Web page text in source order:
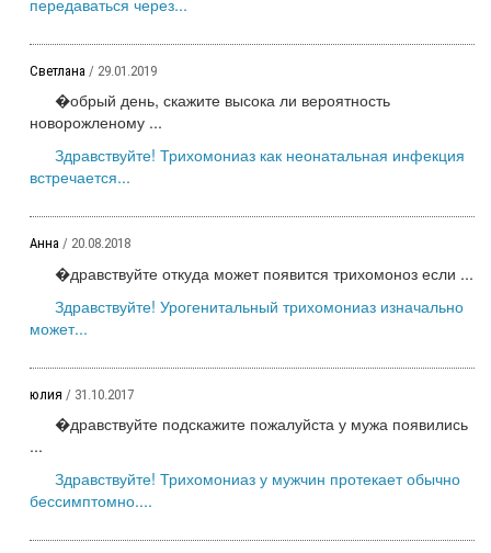
Светлана / 29.01.2019
�обрый день, скажите высока ли вероятность
новорожленому ...
Здравствуйте! Трихомониаз как неонатальная инфекция
встречается...
Анна / 20.08.2018
�дравствуйте откуда может появится трихомоноз если ...
Здравствуйте! Урогенитальный трихомониаз изначально
может...
юлия / 31.10.2017
�дравствуйте подскажите пожалуйста у мужа появились
...
Здравствуйте! Трихомониаз у мужчин протекает обычно
бессимптомно....